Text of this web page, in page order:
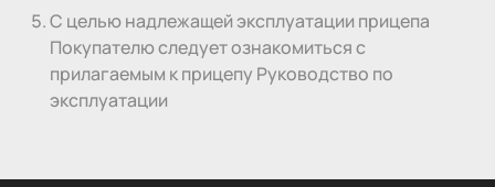
С целью надлежащей эксплуатации прицепа
Покупателю следует ознакомиться с
прилагаемым к прицепу Руководство по
эксплуатации